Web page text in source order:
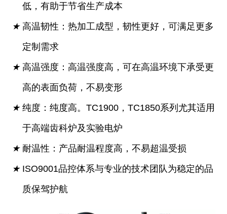
低，有助于节省生产成本
★ 高温韧性：热加工成型，韧性更好，可满足更多
定制需求
★ 高温强度：高温强度高，可在高温环境下承受更
高的表面负荷，不易变形
★ 纯度：纯度高。TC1900，TC1850系列尤其适用
于高端齿科炉及实验电炉
★ 耐温性：产品耐温程度高，不易超温受损
★ ISO9001品控体系与专业的技术团队为稳定的品
质保驾护航